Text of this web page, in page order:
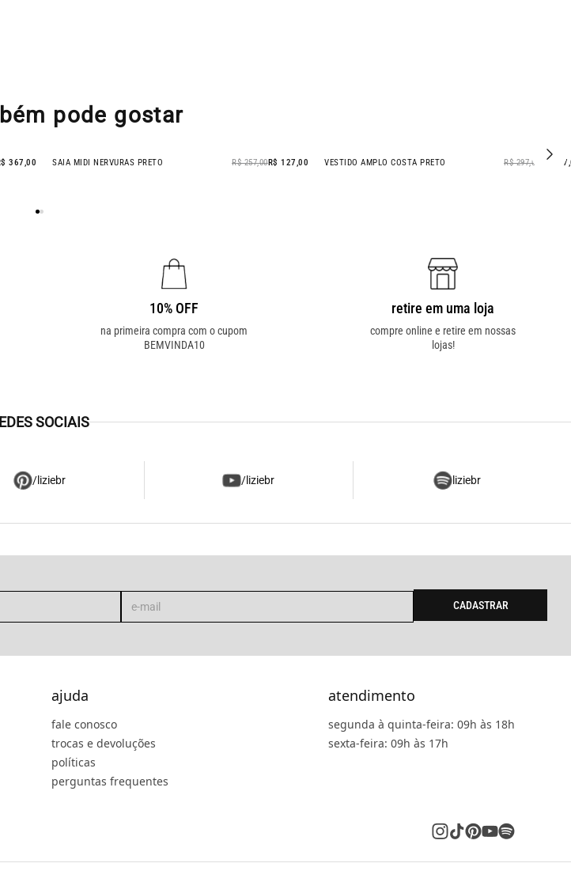
pode gostar
367,00 - 51% OFF
SAIA MIDI NERVURAS PRETO R$ 257,00R$ 127,00 - 51% OFF
VESTIDO AMPLO COSTA PRETO R$ 297,00 R$
10% OFF
na primeira compra com o cupom
BEMVINDA10
retire em uma loja
compre online e retire em nossas
lojas!
SOCIAIS
/liziebr /liziebr liziebr
CADASTRAR
ajuda
fale conosco
trocas e devoluções
políticas
perguntas frequentes
atendimento
segunda à quinta-feira: 09h às 18h
sexta-feira: 09h às 17h